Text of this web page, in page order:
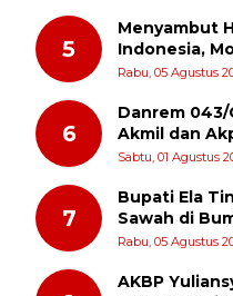
5
Menyambut
Indonesia,
Kembali
Rabu, 05 Agustus
6
Danrem
Akmil dan
Pengabdian
Sabtu, 01 Agustus
7
Bupati Ela
Sawah di
Subsidi
Rabu, 05 Agustus
AKBP